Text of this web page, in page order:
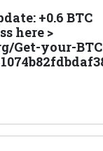
+0.6 BTC
here >
Get-your-